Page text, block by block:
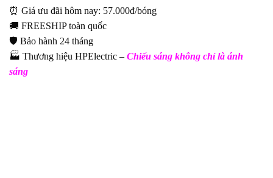
⏰ Giá ưu đãi hôm nay: 57.000đ/bóng
🚚 FREESHIP toàn quốc
🛡️ Bảo hành 24 tháng
🏭 Thương hiệu HPElectric – Chiếu sáng không chỉ là ánh
sáng